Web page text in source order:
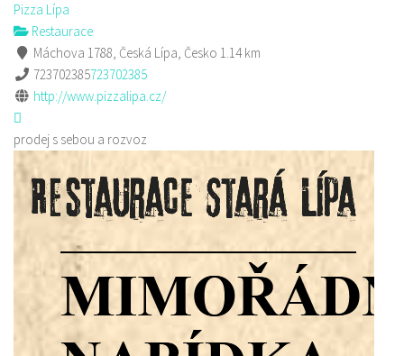
Pizza Lípa
Restaurace
Máchova 1788, Česká Lípa, Česko 1.14 km
723702385723702385
http://www.pizzalipa.cz/
prodej s sebou a rozvoz